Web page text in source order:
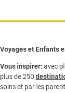
Voyages et Enfants
Vous inspirer: avec
plus de 250
soins et par les